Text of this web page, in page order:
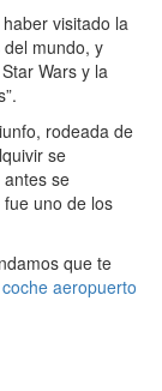
visitado la
mundo, y
Wars y la
rodeada de
se
se
uno de los
que te
aeropuerto